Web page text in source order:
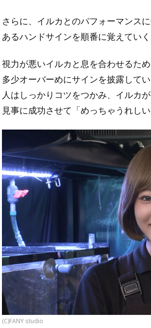
さらに、イルカとのパフォーマンス
あるハンドサインを順番に覚えていく
視力が悪いイルカと息を合わせるた
多少オーバーめにサインを披露して
人はしっかりコツをつかみ、イルカ
見事に成功させて「めっちゃうれしい
(C)FANY studio